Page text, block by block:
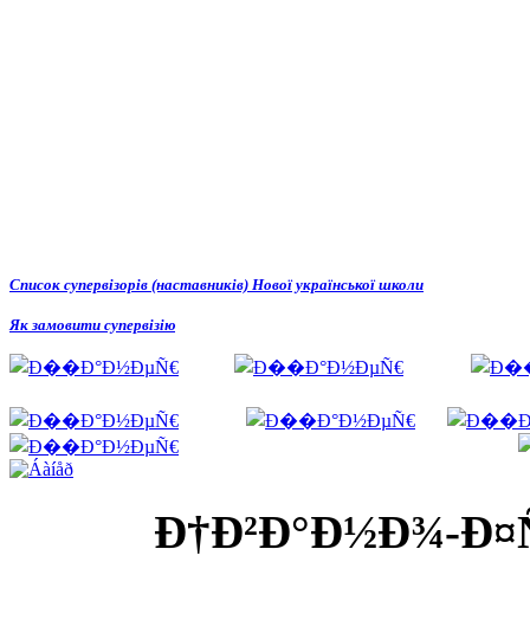
Список супервізорів (наставників) Нової української школи
Як замовити супервізію
Ð†Ð²Ð°Ð½Ð¾-